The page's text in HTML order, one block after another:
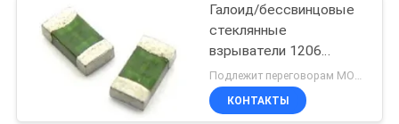
Галоид/бессвинцовые
стеклянные
взрыватели 1206
быстро действуя
поверхностное Маунт
сплавляют
КОНТАКТЫ